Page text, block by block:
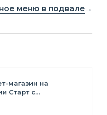
меню в подвале
магазин на
Старт с